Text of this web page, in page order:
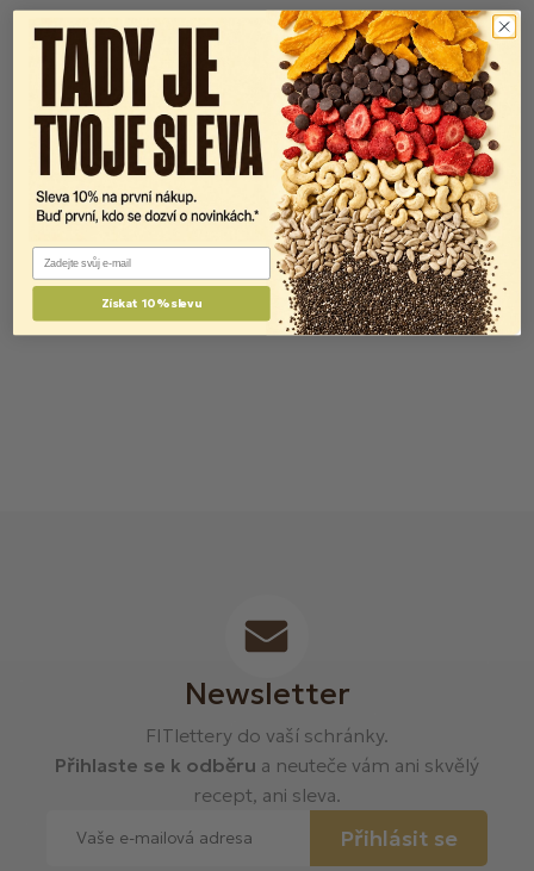
Newsletter
FITlettery do vaší schránky.
Přihlaste se k odběru a neuteče vám ani skvělý
recept, ani sleva.
Přihlásit se
Email
Získat 10% slevu